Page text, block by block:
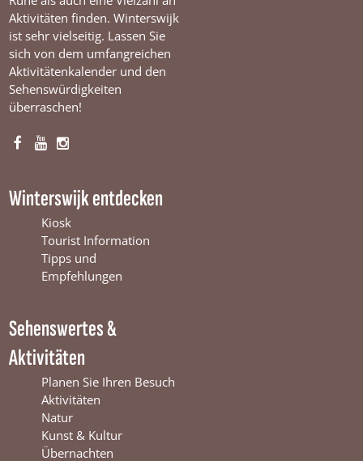
Aktivitäten finden. Winterswijk
ist sehr vielseitig. Lassen Sie
sich von dem umfangreichen
Aktivitätenkalender und den
Sehenswürdigkeiten
überraschen!
F
e
n
t
e
Y
T
u
b
e
W
t
e
r
s
w
i
j
k
I
t
a
g
r
a
i
t
e
r
s
w
i
Winterswijk entdecken
Kiosk
Tourist Information
Tipps und
Empfehlungen
Sehenswertes &
Aktivitäten
Planen Sie Ihren Besuch
Aktivitäten
Natur
Kunst & Kultur
Übernachten